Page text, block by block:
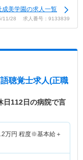
成美学園の求人一覧
11/28 求人番号：9133839
聴覚士求人(正職
日112日の病院で言
万円 程度※基本給＋